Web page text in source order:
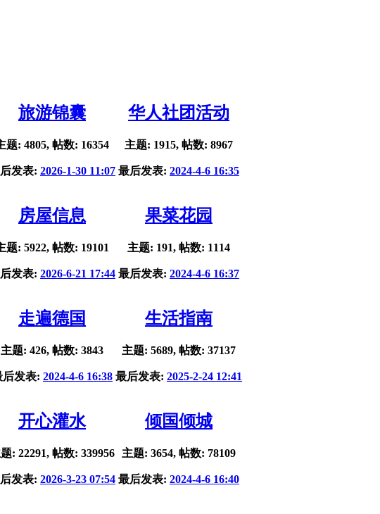
旅游锦囊
题: 4805, 帖数: 16354
发表: 2026-1-30 11:07
华人社团活动
主题: 1915, 帖数: 8967
最后发表: 2024-4-6 16:35
房屋信息
题: 5922, 帖数: 19101
发表: 2026-6-21 17:44
果菜花园
主题: 191, 帖数: 1114
最后发表: 2024-4-6 16:37
走遍德国
主题: 426, 帖数: 3843
后发表: 2024-4-6 16:38
生活指南
主题: 5689, 帖数: 37137
最后发表: 2025-2-24 12:41
开心灌水
: 22291, 帖数: 339956
发表: 2026-3-23 07:54
倾国倾城
主题: 3654, 帖数: 78109
最后发表: 2024-4-6 16:40